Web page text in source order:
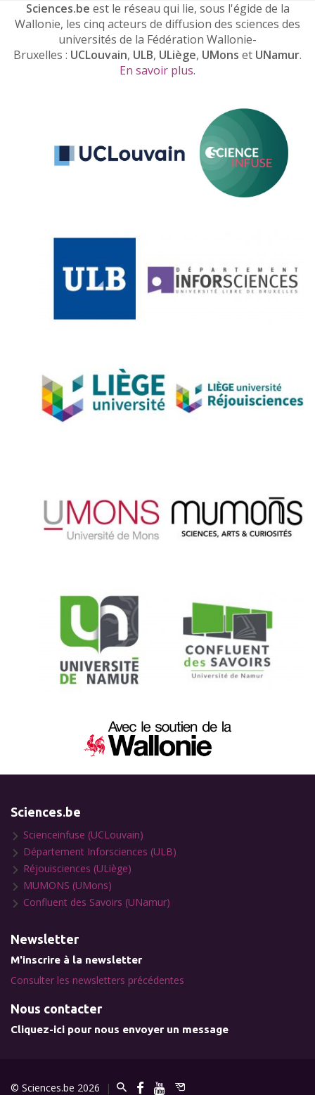
Sciences.be est le réseau qui lie, sous l'égide de la
Wallonie, les cinq acteurs de diffusion des sciences des
universités de la Fédération Wallonie-
Bruxelles : UCLouvain, ULB, ULiège, UMons et UNamur.
En savoir plus.
Sciences.be
Scienceinfuse (UCLouvain)
Département Inforsciences (ULB)
Réjouisciences (ULiège)
MUMONS (UMons)
Confluent des Savoirs (UNamur)
Newsletter
M'inscrire à la newsletter
Consulter les newsletters précédentes
Nous contacter
Cliquez-ici pour nous envoyer un message
© Sciences.be 2026 |